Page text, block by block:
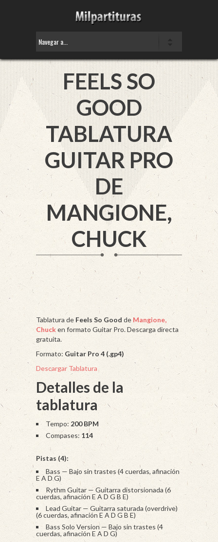
FEELS SO
GOOD
TABLATURA
GUITAR PRO
DE
MANGIONE,
CHUCK
Tablatura de Feels So Good de Mangione,
Chucken formato Guitar Pro. Descarga directa
gratuita.
Formato: Guitar Pro 4 (.gp4)
Descargar Tablatura
Detalles de la
tablatura
Tempo: 200 BPM
Compases: 114
Pistas (4):
Bass — Bajo sin trastes (4 cuerdas, afinación
E A D G)
Rythm Guitar — Guitarra distorsionada (6
cuerdas, afinación E A D G B E)
Lead Guitar — Guitarra saturada (overdrive)
(6 cuerdas, afinación E A D G B E)
Bass Solo Version — Bajo sin trastes (4
cuerdas, afinación E A D G)